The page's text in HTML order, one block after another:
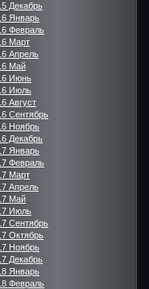
Декабрь
Январь
Февраль
Март
Апрель
Май
Июнь
Июль
Август
Сентябрь
Ноябрь
Декабрь
Январь
Февраль
Март
Апрель
Май
Июль
Сентябрь
Октябрь
Ноябрь
Декабрь
Январь
Февраль